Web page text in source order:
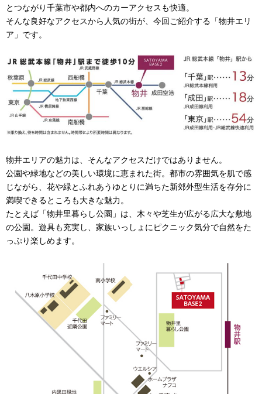
とつながり千葉市や都内へのカーアクセスも快適。
そんな良好なアクセスから人気の街が、今回ご紹介する「物井エリ
ア」です。
物井エリアの魅力は、そんなアクセスだけではありません。
公園や緑地などの美しい環境に恵まれた街。都市の雰囲気を肌で感
じながら、花や緑とふれあうゆとりに満ちた新郊外型生活を存分に
満喫できるところも大きな魅力。
たとえば「物井里暮らし公園」は、木々や芝生が広がる広大な敷地
の公園。遊具も充実し、家族いっしょにピクニック気分で自然をた
っぷり楽しめます。